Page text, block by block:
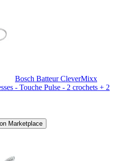
Bosch Batteur CleverMixx
- Touche Pulse - 2 crochets + 2
Marketplace